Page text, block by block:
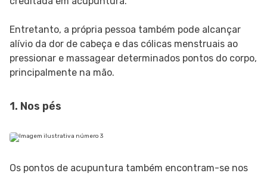
Entretanto, a própria pessoa também pode alcançar
alívio da dor de cabeça e das cólicas menstruais ao
pressionar e massagear determinados pontos do corpo,
principalmente na mão.
1. Nos pés
Os pontos de acupuntura também encontram-se nos